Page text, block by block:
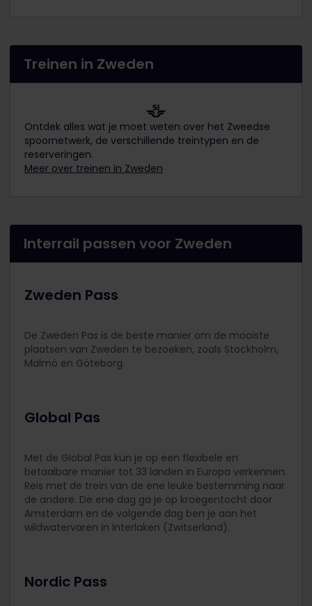
Treinen in Zweden
Ontdek alles wat je moet weten over het Zweedse
spoornetwerk, de verschillende treintypen en de
reserveringen.
Meer over treinen in Zweden
Interrail passen voor Zweden
Zweden Pass
De Zweden Pas is de beste manier om de mooiste
plaatsen van Zweden te bezoeken, zoals Stockholm,
Malmö en Göteborg.
Global Pas
Met de Global Pas kun je op een flexibele en
betaalbare manier tot 33 landen in Europa verkennen.
Reis met de trein van de ene leuke bestemming naar
de andere. De ene dag ga je op kroegentocht door
Amsterdam en de volgende dag ben je aan het
wildwatervaren in Interlaken (Zwitserland).
Nordic Pass